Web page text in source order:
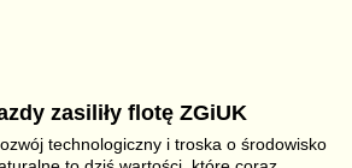
zasiliły flotę ZGiUK
technologiczny i troska o środowisko